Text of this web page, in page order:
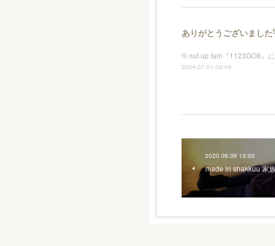
ありがとうございまし
!ll nut up fam『1123GO8』
2024.07.01 09:49
2020.06.06 13:00
made in shakkuu 家